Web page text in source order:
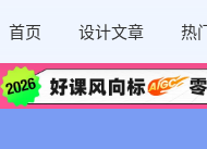
首页 设计文章 热